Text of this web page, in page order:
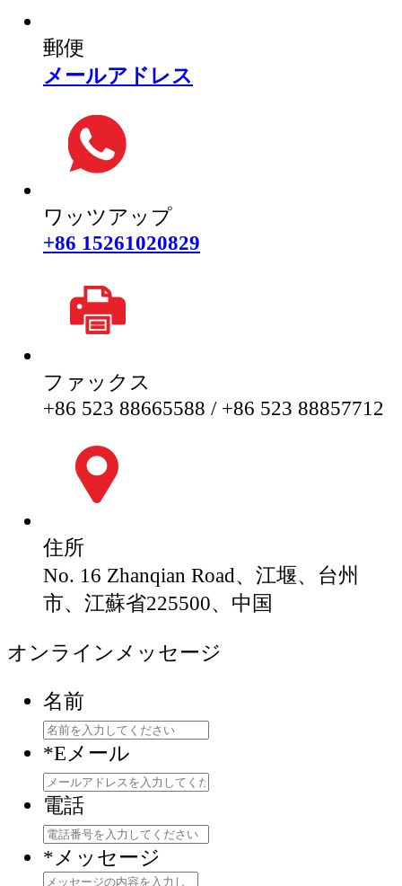
郵便
メールアドレス
ワッツアップ
+86 15261020829
ファックス
+86 523 88665588 / +86 523 88857712
住所
No. 16 Zhanqian Road、江堰、台州
市、江蘇省225500、中国
オンラインメッセージ
名前
*Eメール
電話
* メッセージ